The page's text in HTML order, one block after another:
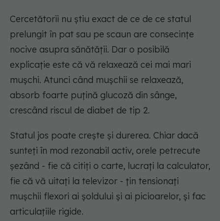
Cercetătorii nu știu exact de ce de ce statul
prelungit în pat sau pe scaun are consecințe
nocive asupra sănătății. Dar o posibilă
explicație este că vă relaxează cei mai mari
mușchi. Atunci când mușchii se relaxează,
absorb foarte puțină glucoză din sânge,
crescând riscul de diabet de tip 2.
Statul jos poate crește și durerea. Chiar dacă
sunteți în mod rezonabil activ, orele petrecute
șezând - fie că citiți o carte, lucrați la calculator,
fie că vă uitați la televizor - țin tensionați
mușchii flexori ai șoldului și ai picioarelor, și fac
articulațiile rigide.